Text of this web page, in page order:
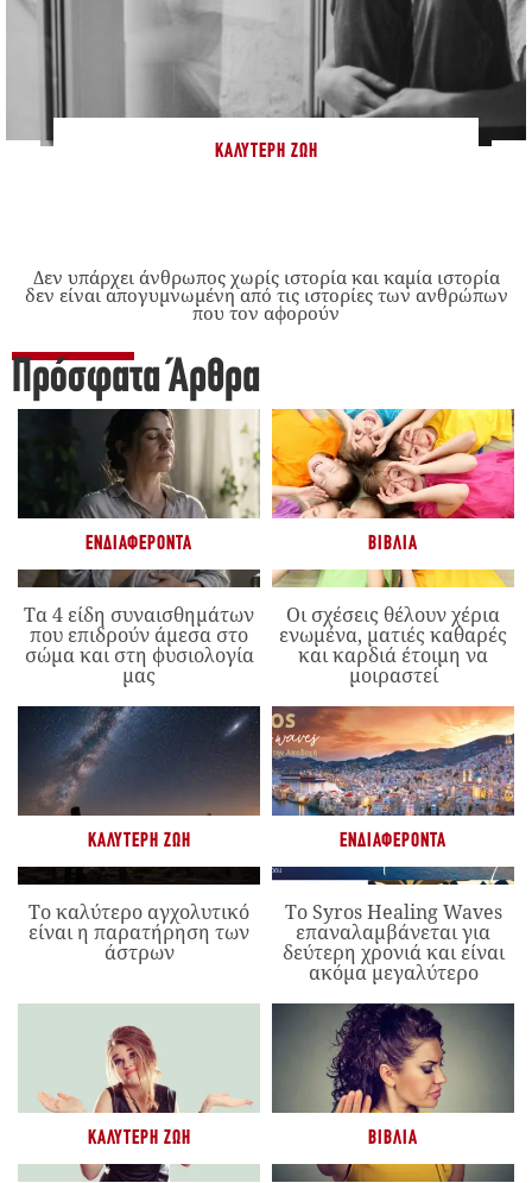
ΚΑΛΎΤΕΡΗ ΖΩΉ
Δεν υπάρχει άνθρωπος χωρίς ιστορία και καμία ιστορία
δεν είναι απογυμνωμένη από τις ιστορίες των ανθρώπων
που τον αφορούν
Πρόσφατα Άρθρα
ΕΝΔΙΑΦΈΡΟΝΤΑ
Τα 4 είδη συναισθημάτων
που επιδρούν άμεσα στο
σώμα και στη φυσιολογία
μας
ΒΙΒΛΊΑ
Οι σχέσεις θέλουν χέρια
ενωμένα, ματιές καθαρές
και καρδιά έτοιμη να
μοιραστεί
ΚΑΛΎΤΕΡΗ ΖΩΉ
Το καλύτερο αγχολυτικό
είναι η παρατήρηση των
άστρων
ΕΝΔΙΑΦΈΡΟΝΤΑ
Το Syros Healing Waves
επαναλαμβάνεται για
δεύτερη χρονιά και είναι
ακόμα μεγαλύτερο
ΚΑΛΎΤΕΡΗ ΖΩΉ ΒΙΒΛΊΑ